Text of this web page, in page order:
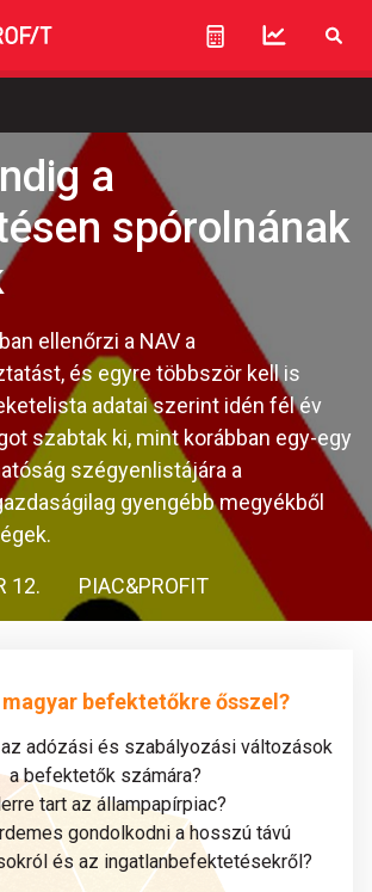
a
spórolnának
ellenőrzi a NAV a
és egyre többször kell is
adatai szerint idén fél év
szabtak ki, mint korábban egy-egy
szégyenlistájára a
gyengébb megyékből
12. PIAC&PROFIT
magyar befektetőkre ősszel?
adózási és szabályozási változások
a befektetők számára?
tart az állampapírpiac?
gondolkodni a hosszú távú
és az ingatlanbefektetésekről?